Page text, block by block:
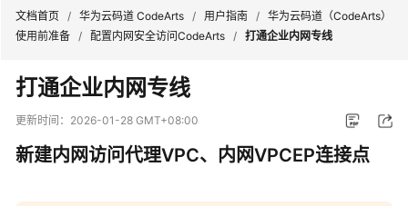
产
品
介
文档首页 / 华为云码道 CodeArts / 用户指南 / 华为云码道（CodeArts）
使用前准备 / 配置内网安全访问CodeArts / 打通企业内网专线
打通企业内网专线
更新时间： 2026-01-28 GMT+08:00
新建内网访问代理VPC、内网VPCEP连接点